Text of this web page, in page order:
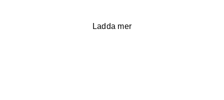
Ladda mer